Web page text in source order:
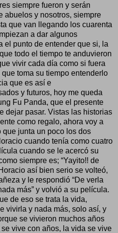
siempre fueron y serán
abuelos y nosotros, siempre
que van llegando los cuarenta
a dar algunos
el punto de entender que si, la
todo el tiempo te anduvieron
vivir cada día como si fuera
toma su tiempo entenderlo
que es así e
y futuros, hoy me queda
Fu Panda, que el presente
dejar pasar. Vistas las historias
como regalo, ahora voy a
que junta un poco los dos
cuando tenía como cuatro
cuando se le acercó su
siempre es; “Yayito!! de
así bien serio se volteó,
y le respondió “De verla
más” y volvió a su película.
de eso se trata la vida,
vivirla y nada más, solo así, y
se vivieron muchos años
vive con años, la vida se vive